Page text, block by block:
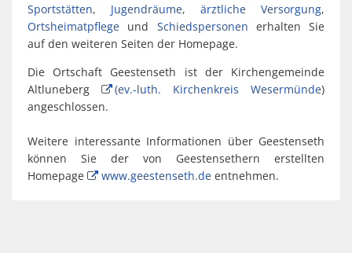
Sportstätten, Jugendräume, ärztliche Versorgung,
Ortsheimatpflege und Schiedspersonen erhalten Sie
auf den weiteren Seiten der Homepage.
Die Ortschaft Geestenseth ist der Kirchengemeinde
Altluneberg
(ev.-luth. Kirchenkreis Wesermünde)
angeschlossen.
Weitere interessante Informationen über Geestenseth
können Sie der von Geestensethern erstellten
Homepage
www.geestenseth.deentnehmen.